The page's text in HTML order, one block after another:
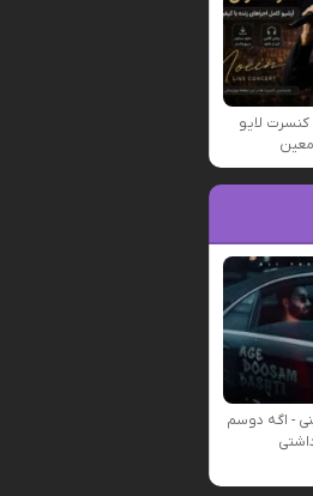
لایو
معین
- اگه دوسم